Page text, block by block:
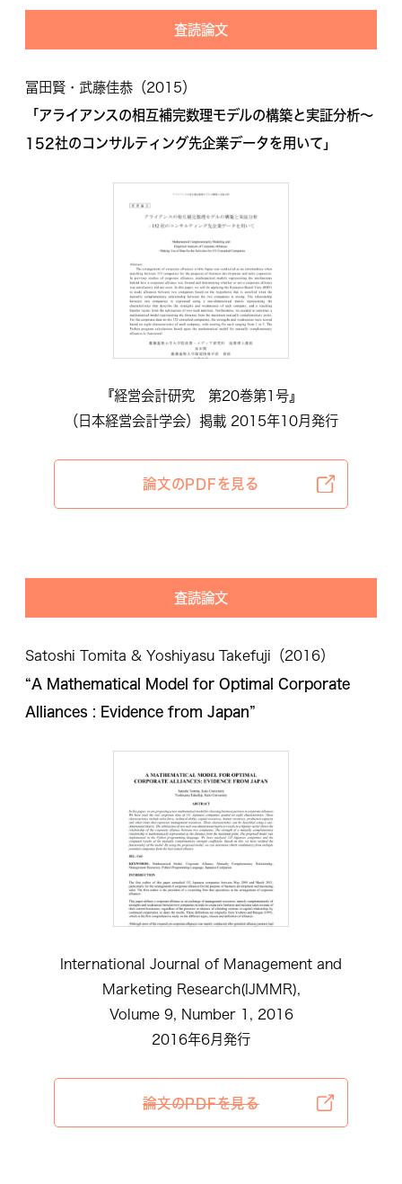
査読論文
冨田賢・武藤佳恭（2015）
「アライアンスの相互補完数理モデルの構築と実証分析～
152社のコンサルティング先企業データを用いて」
『経営会計研究 第20巻第1号』
（日本経営会計学会）掲載 2015年10月発行
論文のPDFを見る
査読論文
Satoshi Tomita & Yoshiyasu Takefuji（2016）
“A Mathematical Model for Optimal Corporate
Alliances : Evidence from Japan”
International Journal of Management and
Marketing Research(IJMMR),
Volume 9, Number 1, 2016
2016年6月発行
論文のPDFを見る